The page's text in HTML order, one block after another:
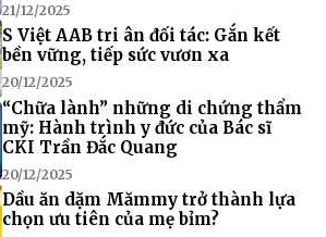
21/12/2025
S Việt AAB tri ân đối tác: Gắn kết
bền vững, tiếp sức vươn xa
20/12/2025
“Chữa lành” những di chứng thẩm
mỹ: Hành trình y đức của Bác sĩ
CKI Trần Đắc Quang
20/12/2025
Dầu ăn dặm Mămmy trở thành lựa
chọn ưu tiên của mẹ bỉm?